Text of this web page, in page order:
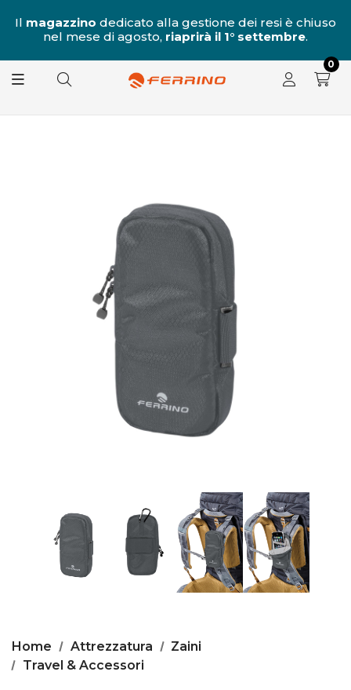
Il magazzino dedicato alla gestione dei resi è chiuso
nel mese di agosto, riaprirà il 1° settembre.
0
Home Attrezzatura
Zaini
Travel & Accessori